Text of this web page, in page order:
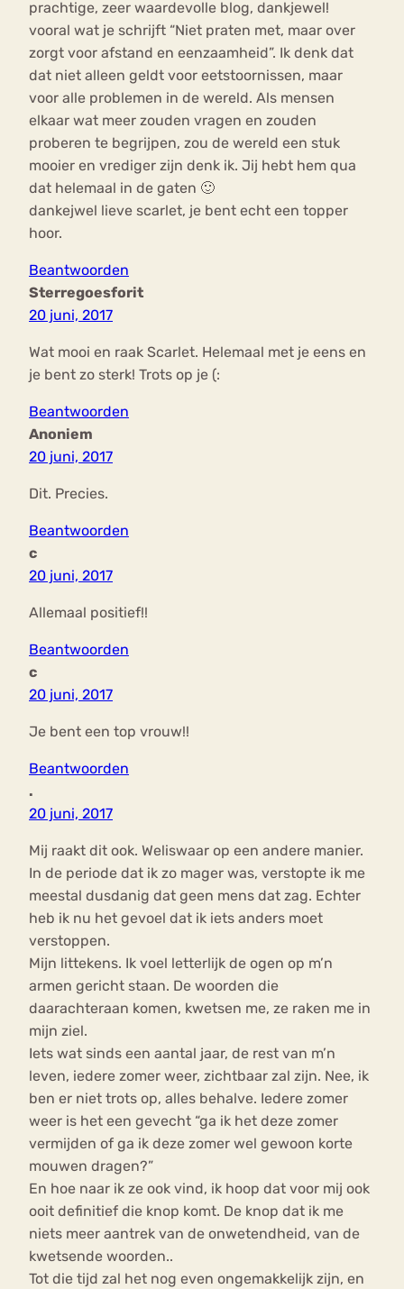
prachtige, zeer waardevolle blog, dankjewel!
vooral wat je schrijft “Niet praten met, maar over
zorgt voor afstand en eenzaamheid”. Ik denk dat
dat niet alleen geldt voor eetstoornissen, maar
voor alle problemen in de wereld. Als mensen
elkaar wat meer zouden vragen en zouden
proberen te begrijpen, zou de wereld een stuk
mooier en vrediger zijn denk ik. Jij hebt hem qua
dat helemaal in de gaten 🙂
dankejwel lieve scarlet, je bent echt een topper
hoor.
Beantwoorden
Sterregoesforit
20 juni, 2017
Wat mooi en raak Scarlet. Helemaal met je eens en
je bent zo sterk! Trots op je (:
Beantwoorden
Anoniem
20 juni, 2017
Dit. Precies.
Beantwoorden
c
20 juni, 2017
Allemaal positief!!
Beantwoorden
c
20 juni, 2017
Je bent een top vrouw!!
Beantwoorden
.
20 juni, 2017
Mij raakt dit ook. Weliswaar op een andere manier.
In de periode dat ik zo mager was, verstopte ik me
meestal dusdanig dat geen mens dat zag. Echter
heb ik nu het gevoel dat ik iets anders moet
verstoppen.
Mijn littekens. Ik voel letterlijk de ogen op m’n
armen gericht staan. De woorden die
daarachteraan komen, kwetsen me, ze raken me in
mijn ziel.
Iets wat sinds een aantal jaar, de rest van m’n
leven, iedere zomer weer, zichtbaar zal zijn. Nee, ik
ben er niet trots op, alles behalve. Iedere zomer
weer is het een gevecht “ga ik het deze zomer
vermijden of ga ik deze zomer wel gewoon korte
mouwen dragen?”
En hoe naar ik ze ook vind, ik hoop dat voor mij ook
ooit definitief die knop komt. De knop dat ik me
niets meer aantrek van de onwetendheid, van de
kwetsende woorden..
Tot die tijd zal het nog even ongemakkelijk zijn, en